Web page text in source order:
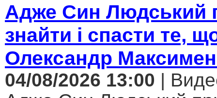
Адже Син Людський
знайти і спасти те,
Олександр
04/08/2026 13:00 |